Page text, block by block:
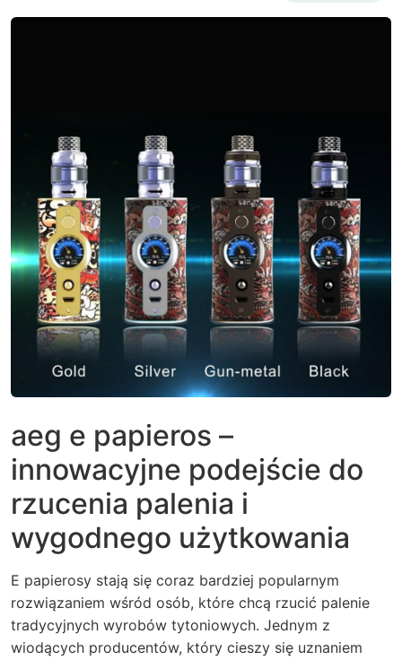
aeg e papieros –
innowacyjne podejście do
rzucenia palenia i
wygodnego użytkowania
E papierosy stają się coraz bardziej popularnym
rozwiązaniem wśród osób, które chcą rzucić palenie
tradycyjnych wyrobów tytoniowych. Jednym z
wiodących producentów, który cieszy się uznaniem